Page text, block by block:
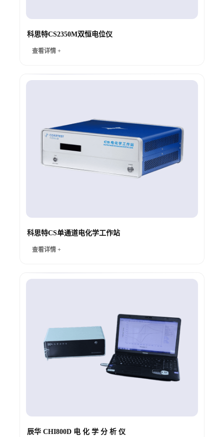
科思特CS2350M双恒电位仪
查看详情 +
科思特CS单通道电化学工作站
查看详情 +
辰华 CHI800D 电 化 学 分 析 仪